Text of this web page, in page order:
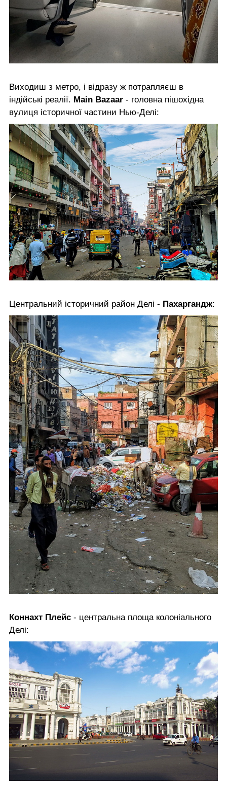
Виходиш з метро, і відразу ж потрапляєш в
індійські реалії. Main Bazaar - головна пішохідна
вулиця історичної частини Нью-Делі:
Центральний історичний район Делі - Пахаргандж:
Коннахт Плейс - центральна площа колоніального
Делі: